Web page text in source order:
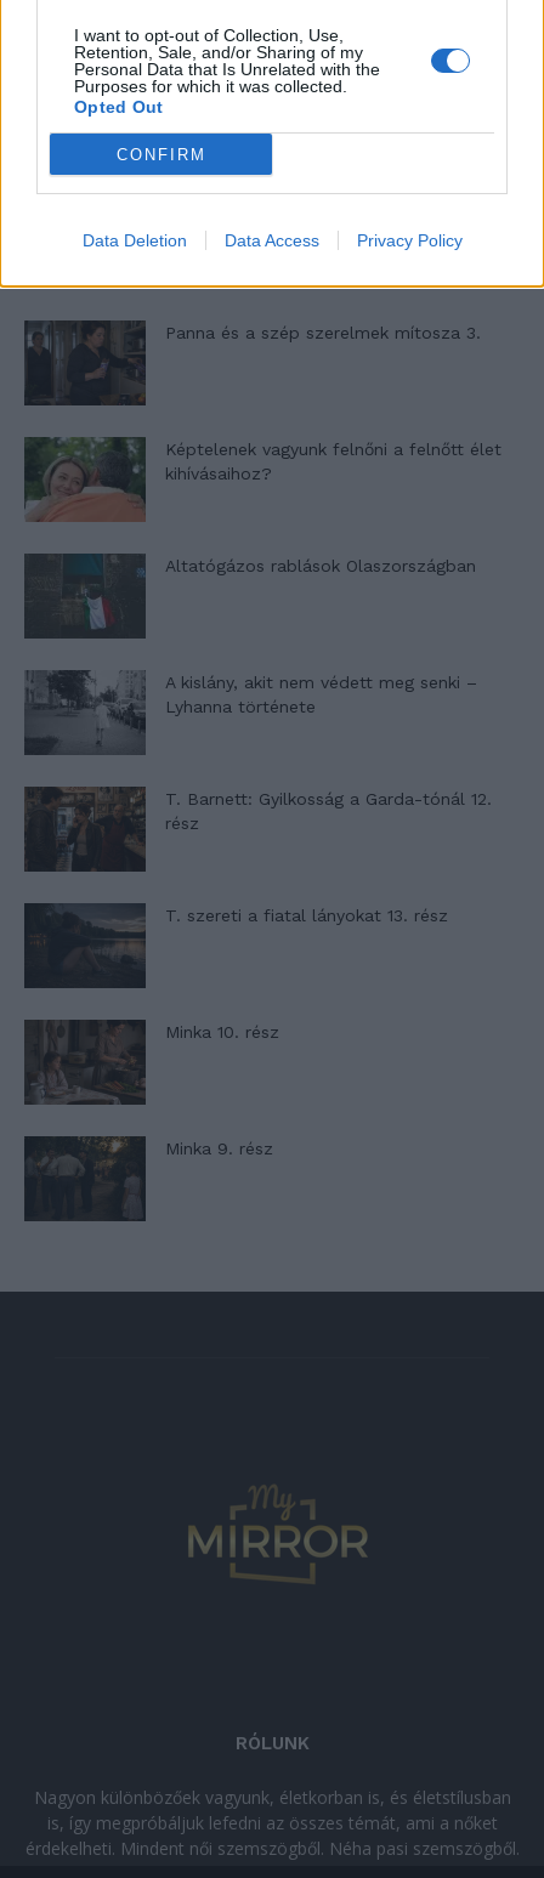
I want to opt-out of Collection, Use,
Retention, Sale, and/or Sharing of my
Personal Data that Is Unrelated with the
Purposes for which it was collected.
Opted Out
CONFIRM
Data Deletion Data Access Privacy Policy
Panna és a szép szerelmek mítosza 3.
Képtelenek vagyunk felnőni a felnőtt élet
kihívásaihoz?
Altatógázos rablások Olaszországban
A kislány, akit nem védett meg senki –
Lyhanna története
T. Barnett: Gyilkosság a Garda-tónál 12.
rész
T. szereti a fiatal lányokat 13. rész
Minka 10. rész
Minka 9. rész
RÓLUNK
Nagyon különbözőek vagyunk, életkorban is, és életstílusban
is, így megpróbáljuk lefedni az összes témát, ami a nőket
érdekelheti. Mindent női szemszögből. Néha pasi szemszögből.